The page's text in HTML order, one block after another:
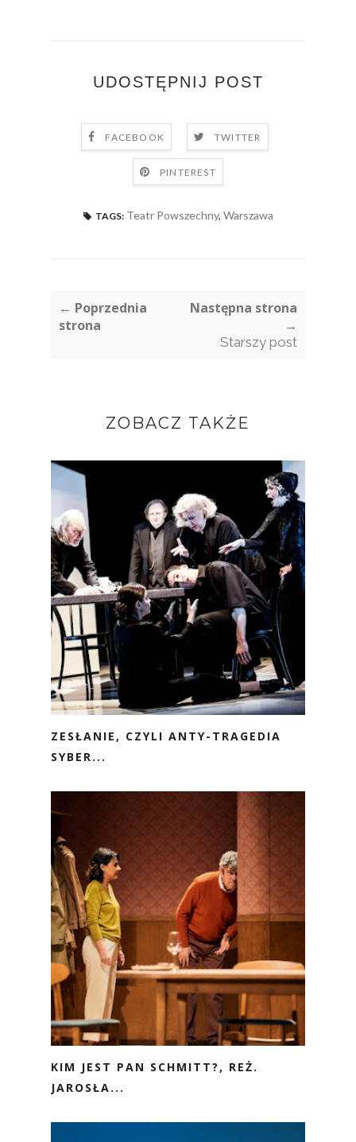
UDOSTĘPNIJ POST
FACEBOOK TWITTER
PINTEREST
TAGS: Teatr Powszechny, Warszawa
← Poprzednia
strona
Następna strona
→
Starszy post
ZOBACZ TAKŻE
ZESŁANIE, CZYLI ANTY-TRAGEDIA
SYBER...
KIM JEST PAN SCHMITT?, REŻ.
JAROSŁA...